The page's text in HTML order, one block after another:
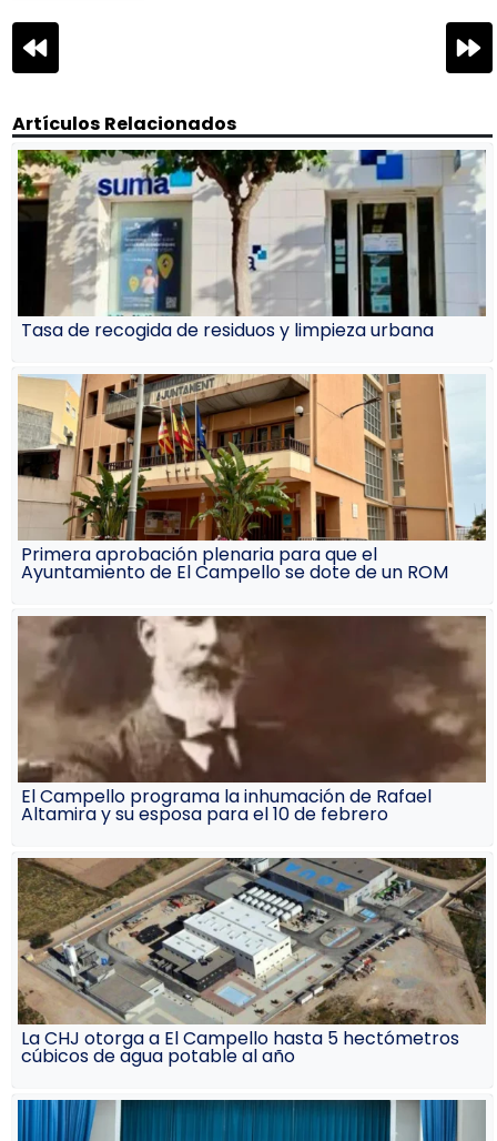
Navegación
de
Artículos Relacionados
Tasa de recogida de residuos y limpieza urbana
Primera aprobación plenaria para que el
Ayuntamiento de El Campello se dote de un ROM
El Campello programa la inhumación de Rafael
Altamira y su esposa para el 10 de febrero
La CHJ otorga a El Campello hasta 5 hectómetros
cúbicos de agua potable al año